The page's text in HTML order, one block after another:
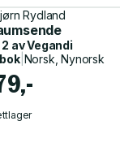
Rydland
2 avVegandi
| Norsk, Nynorsk